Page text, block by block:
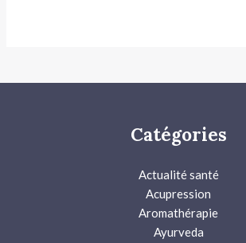
Catégories
Actualité santé
Acupression
Aromathérapie
Ayurveda